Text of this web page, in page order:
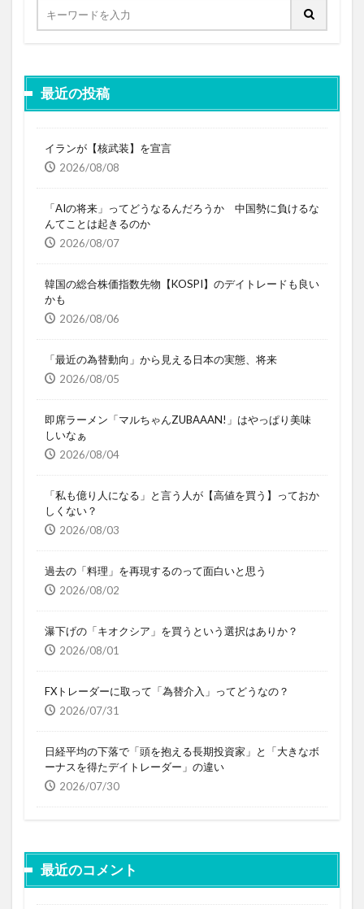
最近の投稿
イランが【核武装】を宣言
2026/08/08
「AIの将来」ってどうなるんだろうか 中国勢に負けるな
んてことは起きるのか
2026/08/07
韓国の総合株価指数先物【KOSPI】のデイトレードも良い
かも
2026/08/06
「最近の為替動向」から見える日本の実態、将来
2026/08/05
即席ラーメン「マルちゃんZUBAAAN!」はやっぱり美味
しいなぁ
2026/08/04
「私も億り人になる」と言う人が【高値を買う】っておか
しくない？
2026/08/03
過去の「料理」を再現するのって面白いと思う
2026/08/02
瀑下げの「キオクシア」を買うという選択はありか？
2026/08/01
FXトレーダーに取って「為替介入」ってどうなの？
2026/07/31
日経平均の下落で「頭を抱える長期投資家」と「大きなボ
ーナスを得たデイトレーダー」の違い
2026/07/30
最近のコメント